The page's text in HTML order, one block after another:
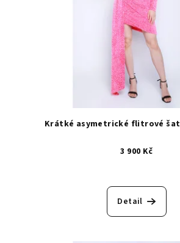
Krátké asymetrické flitrové
3 900 Kč
Detail